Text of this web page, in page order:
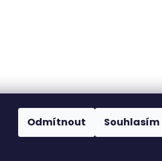
Odmítnout Souhlasím